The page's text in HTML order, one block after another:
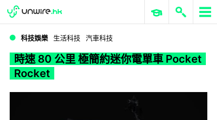
WWDC 2026 ERP 與商業 AI
科技娛樂 生活科技 汽車科技
時速 80 公里 極簡約迷你電單車 Pocket
Rocket